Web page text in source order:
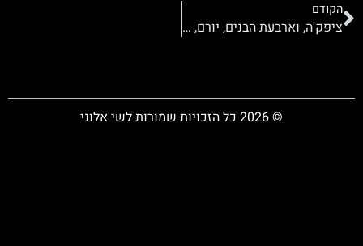
הקודם
ציפק'ה, וארבעת הבנים, יורם, שמעון, שי ודדי
© 2026 כל הזכויות שמורות לשי אלוני